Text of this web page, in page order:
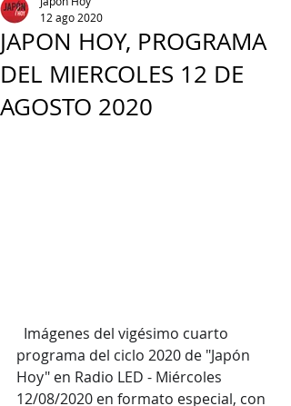
JAPON HOY, PROGRAMA
DEL MIERCOLES 12 DE
AGOSTO 2020
12 ago 2020
programa del ciclo 2020 de "Japón
Hoy" en Radio LED - Miércoles
12/08/2020 en formato especial, con